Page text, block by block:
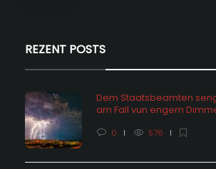
REZENT POSTS
Dem Staatsbeamten
am Fall vun engem
0 576